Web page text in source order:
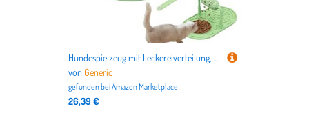
Hundespielzeug mit Leckereiverteilung, Spielzeug für Leckereien für Hunde | Spielzeug für Welpen zum Schieben, Rollspielzeug für Haustierfutter p
von Generic
gefunden beiAmazon Marketplace
26,39 €